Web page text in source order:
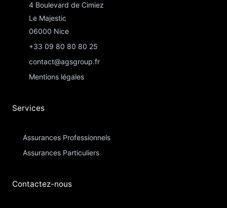
4 Boulevard de Cimiez
Le Majestic
06000 Nice
+33 09 80 80 80 25
contact@agsgroup.fr
Mentions légales
Services
Assurances Professionnels
Assurances Particuliers​
Contactez-nous​